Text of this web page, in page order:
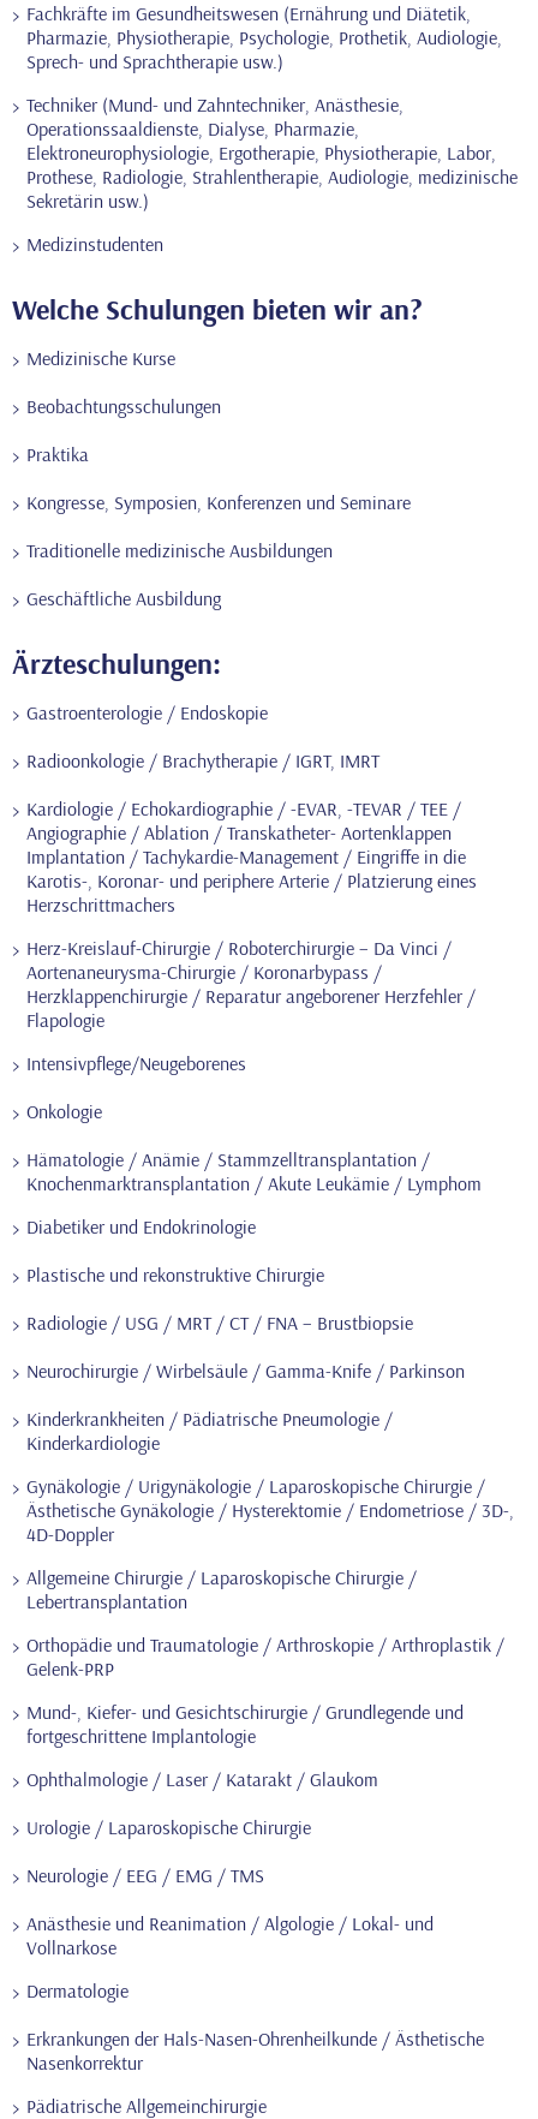
Fachkräfte im Gesundheitswesen (Ernährung und Diätetik,
Pharmazie, Physiotherapie, Psychologie, Prothetik, Audiologie,
Sprech- und Sprachtherapie usw.)
Techniker (Mund- und Zahntechniker, Anästhesie,
Operationssaaldienste, Dialyse, Pharmazie,
Elektroneurophysiologie, Ergotherapie, Physiotherapie, Labor,
Prothese, Radiologie, Strahlentherapie, Audiologie, medizinische
Sekretärin usw.)
Medizinstudenten
Welche Schulungen bieten wir an?
Medizinische Kurse
Beobachtungsschulungen
Praktika
Kongresse, Symposien, Konferenzen und Seminare
Traditionelle medizinische Ausbildungen
Geschäftliche Ausbildung
Ärzteschulungen:
Gastroenterologie / Endoskopie
Radioonkologie / Brachytherapie / IGRT, IMRT
Kardiologie / Echokardiographie / -EVAR, -TEVAR / TEE /
Angiographie / Ablation / Transkatheter- Aortenklappen
Implantation / Tachykardie-Management / Eingriffe in die
Karotis-, Koronar- und periphere Arterie / Platzierung eines
Herzschrittmachers
Herz-Kreislauf-Chirurgie / Roboterchirurgie – Da Vinci /
Aortenaneurysma-Chirurgie / Koronarbypass /
Herzklappenchirurgie / Reparatur angeborener Herzfehler /
Flapologie
Intensivpflege/Neugeborenes
Onkologie
Hämatologie / Anämie / Stammzelltransplantation /
Knochenmarktransplantation / Akute Leukämie / Lymphom
Diabetiker und Endokrinologie
Plastische und rekonstruktive Chirurgie
Radiologie / USG / MRT / CT / FNA – Brustbiopsie
Neurochirurgie / Wirbelsäule / Gamma-Knife / Parkinson
Kinderkrankheiten / Pädiatrische Pneumologie /
Kinderkardiologie
Gynäkologie / Urigynäkologie / Laparoskopische Chirurgie /
Ästhetische Gynäkologie / Hysterektomie / Endometriose / 3D-,
4D-Doppler
Allgemeine Chirurgie / Laparoskopische Chirurgie /
Lebertransplantation
Orthopädie und Traumatologie / Arthroskopie / Arthroplastik /
Gelenk-PRP
Mund-, Kiefer- und Gesichtschirurgie / Grundlegende und
fortgeschrittene Implantologie
Ophthalmologie / Laser / Katarakt / Glaukom
Urologie / Laparoskopische Chirurgie
Neurologie / EEG / EMG / TMS
Anästhesie und Reanimation / Algologie / Lokal- und
Vollnarkose
Dermatologie
Erkrankungen der Hals-Nasen-Ohrenheilkunde / Ästhetische
Nasenkorrektur
Pädiatrische Allgemeinchirurgie